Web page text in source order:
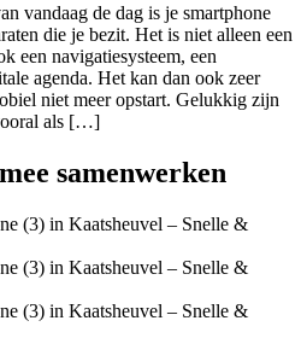
vandaag de dag is je smartphone
die je bezit. Het is niet alleen een
een navigatiesysteem, een
agenda. Het kan dan ook zeer
niet meer opstart. Gelukkig zijn
als […]
samenwerken